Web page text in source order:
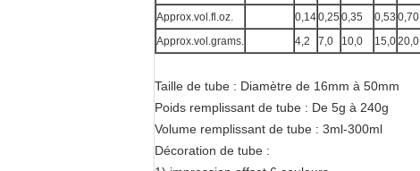
Approx.vol.fl.oz.
0,140,25 0,35 0,53 0,70
Approx.vol.grams.
4,2 7,0 10,0 15,020,0
Taille de tube : Diamètre de 16mm à 50mm
Poids remplissant de tube : De 5g à 240g
Volume remplissant de tube : 3ml-300ml
Décoration de tube :